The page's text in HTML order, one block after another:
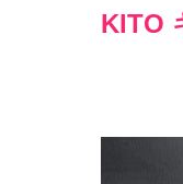
KITO